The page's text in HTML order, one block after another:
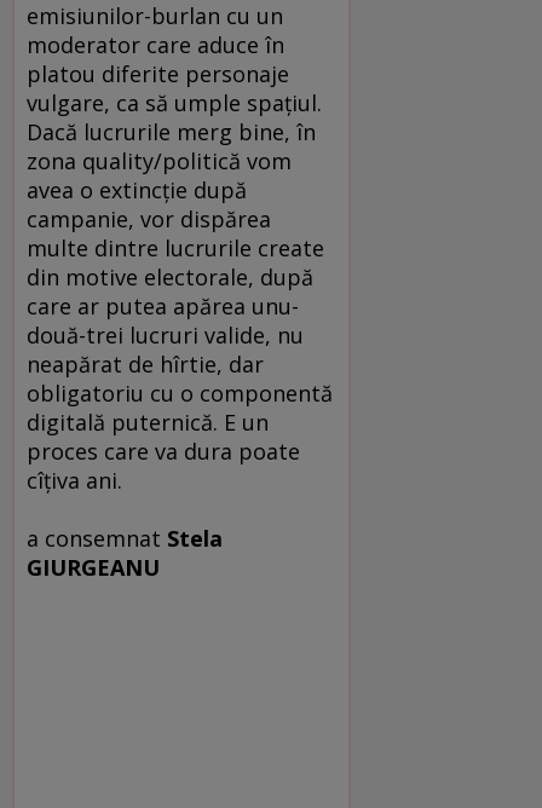
emisiunilor-burlan cu un
moderator care aduce în
platou diferite personaje
vulgare, ca să umple spaţiul.
Dacă lucrurile merg bine, în
zona quality/politică vom
avea o extincţie după
campanie, vor dispărea
multe dintre lucrurile create
din motive electorale, după
care ar putea apărea unu-
două-trei lucruri valide, nu
neapărat de hîrtie, dar
obligatoriu cu o componentă
digitală puternică. E un
proces care va dura poate
cîţiva ani.
a consemnat Stela
GIURGEANU